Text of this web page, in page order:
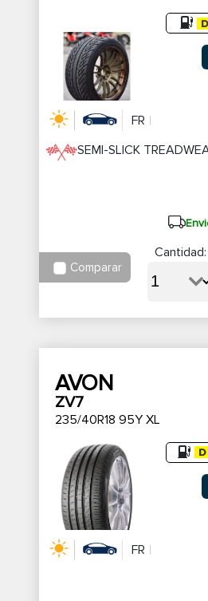
FR
SEMI-SLICK
Comparar
Cantidad:
AVON
ZV7
235/40R18 95Y XL
FR